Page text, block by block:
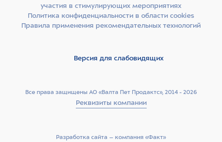
Все права защищены АО «Валта Пет Продактс», 2014 - 2026
Реквизиты компании
участия в стимулирующих мероприятиях
Политика конфиденциальности в области cookies
Правила применения рекомендательных технологий
Версия для слабовидящих
Разработка сайта –­ компания «Факт»